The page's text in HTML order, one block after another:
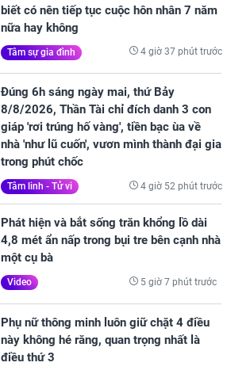
biết có nên tiếp tục cuộc hôn nhân 7 năm
nữa hay không
Tâm sự gia đình 4 giờ 37 phút trước
Đúng 6h sáng ngày mai, thứ Bảy
8/8/2026, Thần Tài chỉ đích danh 3 con
giáp 'rơi trúng hố vàng', tiền bạc ùa về
nhà 'như lũ cuốn', vươn mình thành đại gia
trong phút chốc
Tâm linh - Tử vi 4 giờ 52 phút trước
Phát hiện và bắt sống trăn khổng lồ dài
4,8 mét ẩn nấp trong bụi tre bên cạnh nhà
một cụ bà
Video 5 giờ 7 phút trước
Phụ nữ thông minh luôn giữ chặt 4 điều
này không hé răng, quan trọng nhất là
điều thứ 3